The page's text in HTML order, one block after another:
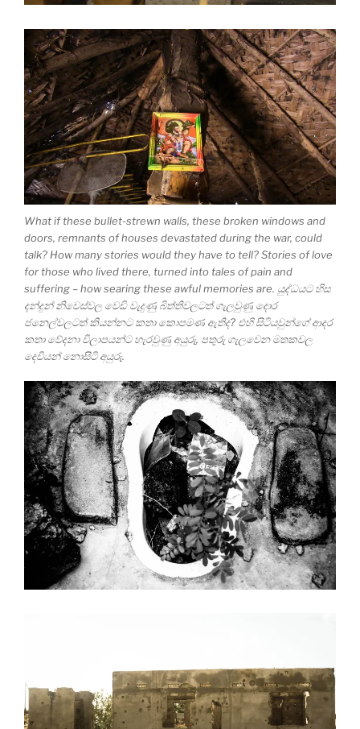
What if these bullet-strewn walls, these broken windows and
doors, remnants of houses devastated during the war, could
talk? How many stories would they have to tell? Stories of love
for those who lived there, turned into tales of pain and
suffering – how searing these awful memories are. යුද්ධයට හිස
දන්දුන් නිවෙස්වල වෙඩි වැදුණු බිත්තිවලටත් ගැලවුණු දොර
ජනෙල්වලටත් කියන්නට කතා කොපමණ ඇතිද? එහි සිටියවුන්ගේ ආදර
කතා වේදනා විලාපයන්ට හැරවුණු අයුරු, පතුරු ගැලවෙන මතකවල
දෙවියන් නොසිටි අයුරු.